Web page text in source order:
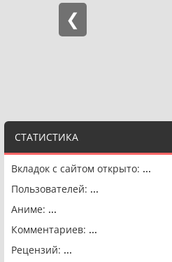
СТАТИСТИКА
Вкладок с сайтом открыто: ...
Пользователей: ...
Аниме: ...
Комментариев: ...
Рецензий: ...